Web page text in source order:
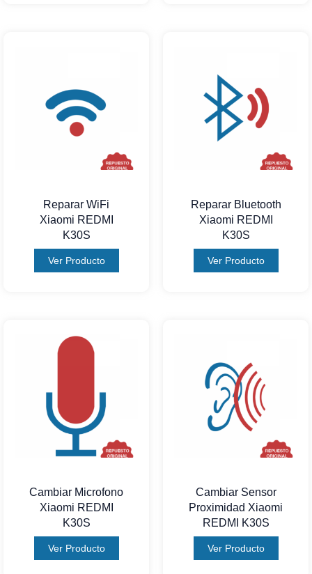
Reparar WiFi
Xiaomi REDMI
K30S
Ver Producto
Reparar Bluetooth
Xiaomi REDMI
K30S
Ver Producto
Cambiar Microfono
Xiaomi REDMI
K30S
Ver Producto
Cambiar Sensor
Proximidad Xiaomi
REDMI K30S
Ver Producto